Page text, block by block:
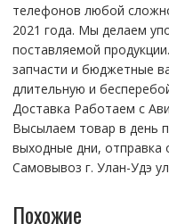
телефонов любой
2021 года. Мы делаем
поставляемой
запчасти и бюджетные
длительную и
Доставка Работаем с
Высылаем товар в день
выходные дни, отправка
Самовывоз г. Улан-Удэ
Похожие